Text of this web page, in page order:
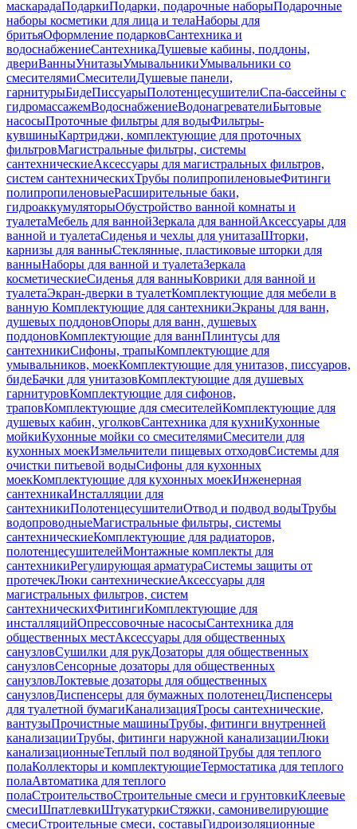
маскарадаПодаркиПодарки, подарочные наборыПодарочные
наборы косметики для лица и телаНаборы для
бритьяОформление подарковСантехника и
водоснабжениеСантехникаДушевые кабины, поддоны,
двериВанныУнитазыУмывальникиУмывальники со
смесителямиСмесителиДушевые панели,
гарнитурыБидеПиссуарыПолотенцесушителиСпа-бассейны с
гидромассажемВодоснабжениеВодонагревателиБытовые
насосыПроточные фильтры для водыФильтры-
кувшиныКартриджи, комплектующие для проточных
фильтровМагистральные фильтры, системы
сантехническиеАксессуары для магистральных фильтров,
систем сантехническихТрубы полипропиленовыеФитинги
полипропиленовыеРасширительные баки,
гидроаккумуляторыОбустройство ванной комнаты и
туалетаМебель для ваннойЗеркала для ваннойАксессуары для
ванной и туалетаСиденья и чехлы для унитазаШторки,
карнизы для ванныСтеклянные, пластиковые шторки для
ванныНаборы для ванной и туалетаЗеркала
косметическиеСиденья для ванныКоврики для ванной и
туалетаЭкран-дверки в туалетКомплектующие для мебели в
ванную Комплектующие для сантехникиЭкраны для ванн,
душевых поддоновОпоры для ванн, душевых
поддоновКомплектующие для ваннПлинтусы для
сантехникиСифоны, трапыКомплектующие для
умывальников, моекКомплектующие для унитазов, писсуаров,
бидеБачки для унитазовКомплектующие для душевых
гарнитуровКомплектующие для сифонов,
траповКомплектующие для смесителейКомплектующие для
душевых кабин, уголковСантехника для кухниКухонные
мойкиКухонные мойки со смесителямиСмесители для
кухонных моекИзмельчители пищевых отходовСистемы для
очистки питьевой водыСифоны для кухонных
моекКомплектующие для кухонных моекИнженерная
сантехникаИнсталляции для
сантехникиПолотенцесушителиОтвод и подвод водыТрубы
водопроводныеМагистральные фильтры, системы
сантехническиеКомплектующие для радиаторов,
полотенцесушителейМонтажные комплекты для
сантехникиРегулирующая арматураСистемы защиты от
протечекЛюки сантехническиеАксессуары для
магистральных фильтров, систем
сантехническихФитингиКомплектующие для
инсталляцийОпрессовочные насосыСантехника для
общественных местАксессуары для общественных
санузловСушилки для рукДозаторы для общественных
санузловСенсорные дозаторы для общественных
санузловЛоктевые дозаторы для общественных
санузловДиспенсеры для бумажных полотенецДиспенсеры
для туалетной бумагиКанализацияТросы сантехнические,
вантузыПрочистные машиныТрубы, фитинги внутренней
канализацииТрубы, фитинги наружной канализацииЛюки
канализационныеТеплый пол водянойТрубы для теплого
полаКоллекторы и комплектующиеТермостатика для теплого
полаАвтоматика для теплого
полаСтроительствоСтроительные смеси и грунтовкиКлеевые
смесиШпатлевкиШтукатуркиСтяжки, самонивелирующие
смесиСтроительные смеси, составыГидроизоляционные